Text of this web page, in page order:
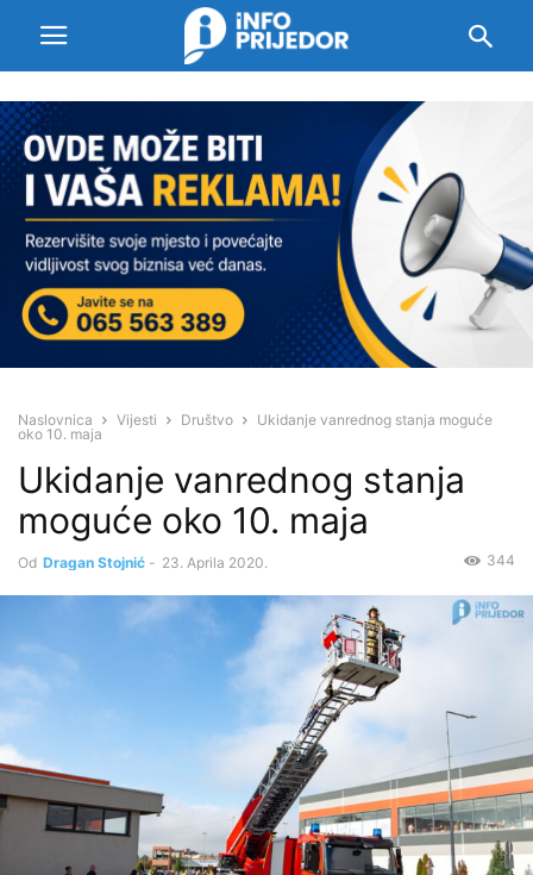
Naslovnica Vijesti Društvo
Ukidanje vanrednog stanja moguće
oko 10. maja
Ukidanje vanrednog stanja
moguće oko 10. maja
Od Dragan Stojnić - 23. Aprila 2020. 344